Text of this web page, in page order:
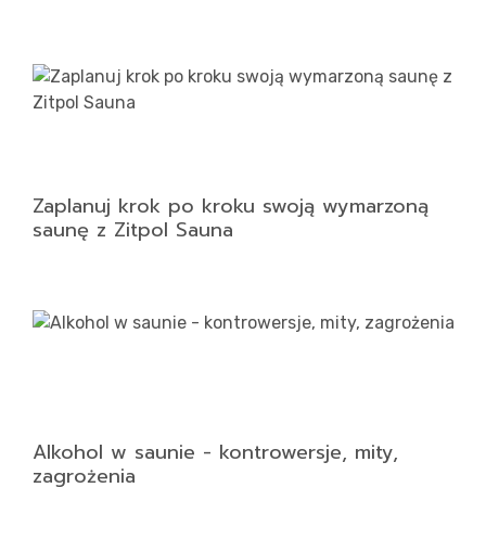
Zaplanuj krok po kroku swoją wymarzoną
saunę z Zitpol Sauna
Alkohol w saunie - kontrowersje, mity,
zagrożenia